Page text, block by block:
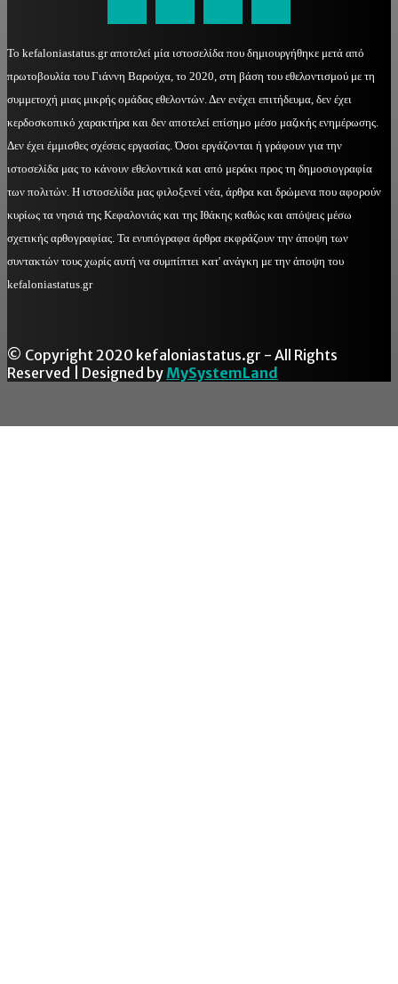
Το kefaloniastatus.gr αποτελεί μία ιστοσελίδα που δημιουργήθηκε μετά από
πρωτοβουλία του Γιάννη Βαρούχα, το 2020, στη βάση του εθελοντισμού με τη
συμμετοχή μιας μικρής ομάδας εθελοντών. Δεν ενέχει επιτήδευμα, δεν έχει
κερδοσκοπικό χαρακτήρα και δεν αποτελεί επίσημο μέσο μαζικής ενημέρωσης.
Δεν έχει έμμισθες σχέσεις εργασίας. Όσοι εργάζονται ή γράφουν για την
ιστοσελίδα μας το κάνουν εθελοντικά και από μεράκι προς τη δημοσιογραφία
των πολιτών. Η ιστοσελίδα μας φιλοξενεί νέα, άρθρα και δρώμενα που αφορούν
κυρίως τα νησιά της Κεφαλονιάς και της Ιθάκης καθώς και απόψεις μέσω
σχετικής αρθογραφίας. Τα ενυπόγραφα άρθρα εκφράζουν την άποψη των
συντακτών τους χωρίς αυτή να συμπίπτει κατ' ανάγκη με την άποψη του
kefaloniastatus.gr
© Copyright 2020 kefaloniastatus.gr - All Rights
Reserved | Designed by MySystemLand